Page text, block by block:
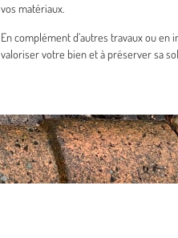
vos matériaux.
En complément d’autres travaux ou
valoriser votre bien et à préserver sa